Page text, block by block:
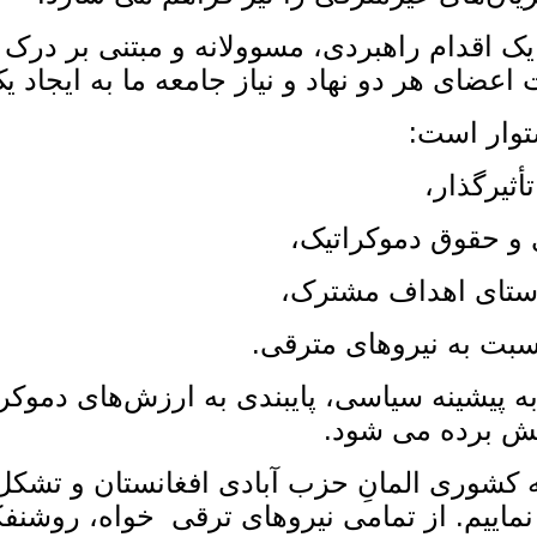
اقدام راهبردی، مسوولانه و مبتنی بر
هر دو نهاد و نیاز جامعه ما به
است:
و حقوق دموکراتیک،
اهداف مشترک،
به نیروهای مترقی.
پیشینه سیاسی، پایبندی به ارزش‌های
برده می‌ شود.
کشوری المانِ حزب آبادی افغانستان
نماییم. از تمامی نیروهای ترقی‌ خواه،